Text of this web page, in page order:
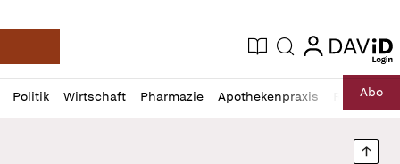
Deutsche Apotheker Zeitung
Aktuelle Ausgabe
Suche login
login
Politik Wirtschaft Pharmazie Apothekenpraxis RechtAbo
Profil
öffnen
Daz
Pur